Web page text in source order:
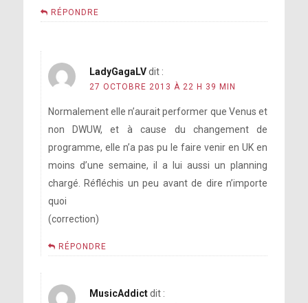
RÉPONDRE
LadyGagaLV dit :
27 OCTOBRE 2013 À 22 H 39 MIN
Normalement elle n’aurait performer que Venus et
non DWUW, et à cause du changement de
programme, elle n’a pas pu le faire venir en UK en
moins d’une semaine, il a lui aussi un planning
chargé. Réfléchis un peu avant de dire n’importe
quoi
(correction)
RÉPONDRE
MusicAddict dit :